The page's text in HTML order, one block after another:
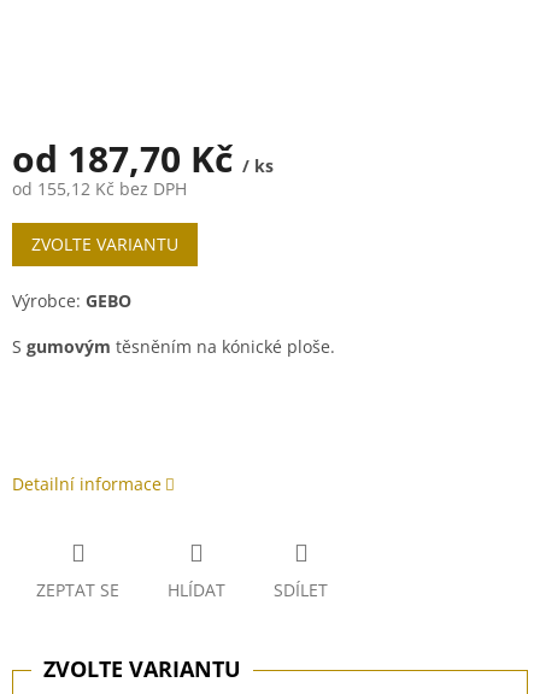
od 187,70 Kč / ks
od 155,12 Kč bez DPH
Měrná
cena:
ZVOLTE VARIANTU
Výrobce: GEBO
S gumovým těsněním na kónické ploše.
Detailní informace
ZEPTAT SE HLÍDAT SDÍLET